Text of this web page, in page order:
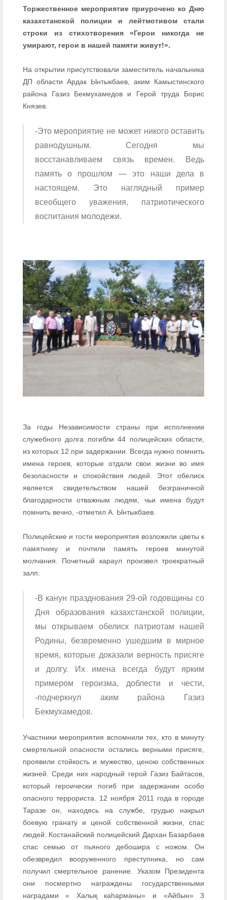
Торжественное мероприятие приурочено ко Дню
казахстанской полиции и лейтмотивом стали
строки из стихотворения «Герои никогда не
умирают, герои в нашей памяти живут!».
На открытии присутствовали заместитель начальника
ДП области Ардак Ынтыкбаев, аким Камыстинского
района Газиз Бекмухамедов и Герой труда Борис
Князев.
-Это мероприятие не может никого оставить
равнодушным. Сегодня мы
восстанавливаем связь времен. Ведь
память о прошлом — это наши дела в
настоящем. Это наглядный пример
всеобщего уважения, патриотического
воспитания молодежи.
За годы Независимости страны при исполнении
служебного долга погибли 44 полицейских области,
из которых 12 при задержании. Всегда нужно помнить
имена героев, которые отдали свои жизни во имя
безопасности и спокойствия людей. Этот обелиск
является свидетельством нашей безграничной
благодарности отважным людям, чьи имена будут
помнить вечно, -отметил А. Ынтыкбаев.
Полицейские и гости мероприятия возложили цветы к
памятнику и почтили память героев минутой
молчания. Почетный караул произвел троекратный
залп.
-В канун празднования 29-ой годовщины со
Дня образования казахстанской полиции,
мы открываем обелиск патриотам нашей
Родины, безвременно ушедшим в мирное
время, которые доказали верность присяге
и долгу. Их имена всегда будут ярким
примером героизма, доблести и чести,
-подчеркнул аким района Газиз
Бекмухамедов.
Участники мероприятия вспомнили тех, кто в минуту
смертельной опасности остались верными присяге,
проявили стойкость и мужество, ценою собственных
жизней. Среди них народный герой Газиз Байтасов,
который героически погиб при задержании особо
опасного террориста. 12 ноября 2011 года в городе
Таразе он, находясь на службе, грудью накрыл
боевую гранату и ценой собственной жизни, спас
людей. Костанайский полицейский Дархан Базарбаев
спас семью от пьяного дебошира с ножом. Он
обезвредил вооруженного преступника, но сам
получил смертельное ранение. Указом Президента
они посмертно награждены государственными
наградами « Халық каһарманы» и «Айбын» 3